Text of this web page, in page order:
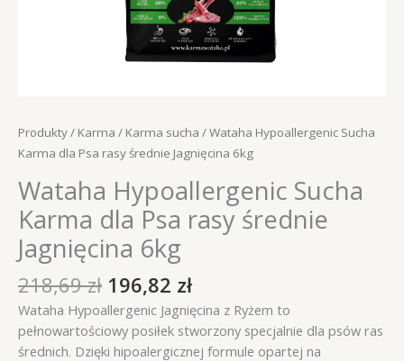
Produkty/ Karma / Karma sucha / Wataha Hypoallergenic Sucha
Karma dla Psa rasy średnie Jagnięcina 6kg
Wataha Hypoallergenic Sucha
Karma dla Psa rasy średnie
Jagnięcina 6kg
218,69zł Pierwotna
cena
wynosiła:
218,69 zł.
196,82 złAktualna
cena
wynosi:
196,82 zł.
Wataha Hypoallergenic Jagnięcina z Ryżem to
pełnowartościowy posiłek stworzony specjalnie dla psów ras
średnich. Dzięki hipoalergicznej formule opartej na